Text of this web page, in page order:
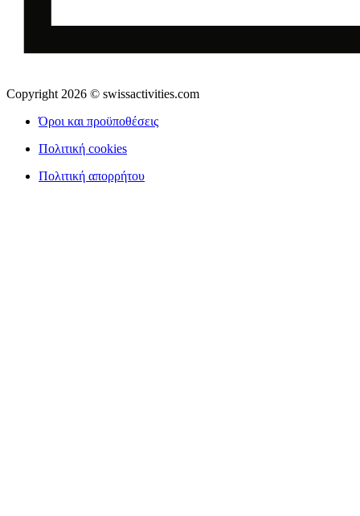
Copyright 2026 © swissactivities.com
Όροι και προϋποθέσεις
Πολιτική cookies
Πολιτική απορρήτου